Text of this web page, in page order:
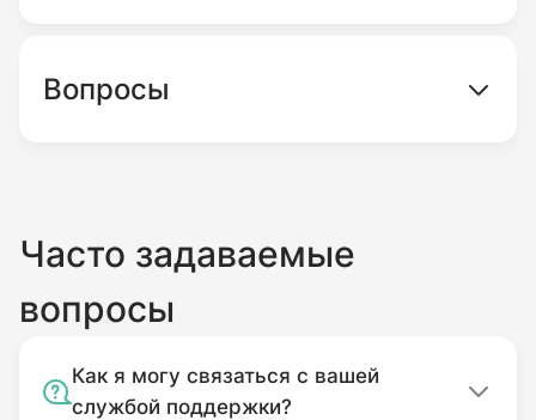
Вопросы
Часто задаваемые
вопросы
Как я могу связаться с вашей
службой поддержки?